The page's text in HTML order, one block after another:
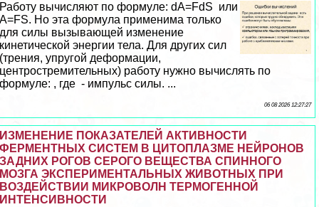
Работу вычисляют по формуле: dA=FdS или
A=FS. Но эта формула применима только
для силы вызывающей изменение
кинетической энергии тела. Для других сил
(трения, упругой деформации,
центростремительных) работу нужно вычислять по
формуле: , где - импульс силы. ...
06 08 2026 12:27:27
ИЗМЕНЕНИЕ ПОКАЗАТЕЛЕЙ АКТИВНОСТИ
ФЕРМЕНТНЫХ СИСТЕМ В ЦИТОПЛАЗМЕ НЕЙРОНОВ
ЗАДНИХ РОГОВ СЕРОГО ВЕЩЕСТВА СПИННОГО
МОЗГА ЭКСПЕРИМЕНТАЛЬНЫХ ЖИВОТНЫХ ПРИ
ВОЗДЕЙСТВИИ МИКРОВОЛН ТЕРМОГЕННОЙ
ИНТЕНСИВНОСТИ